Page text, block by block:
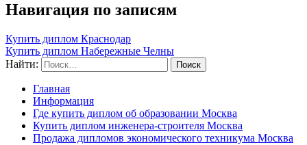
Навигация по записям
Купить диплом Краснодар
Купить диплом Набережные Челны
Найти:
Главная
Информация
Где купить диплом об образовании Москва
Купить диплом инженера-строителя Москва
Продажа дипломов экономического техникума Москва